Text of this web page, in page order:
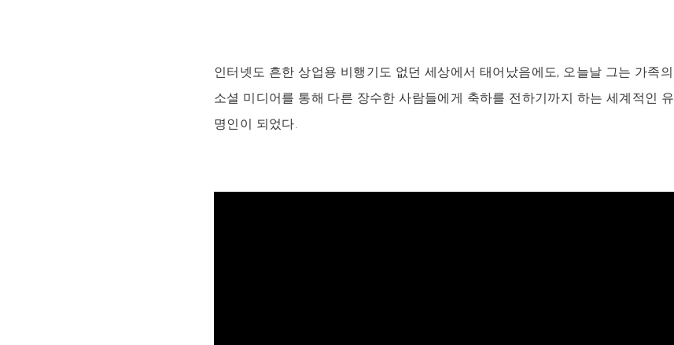
인터넷도 흔한 상업용 비행기도 없던 세상에서 태어났음에도, 오늘날 그는 가족의
소셜 미디어를 통해 다른 장수한 사람들에게 축하를 전하기까지 하는 세계적인 유
명인이 되었다.